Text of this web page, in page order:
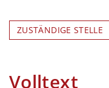
ZUSTÄNDIGE STELLE
Volltext